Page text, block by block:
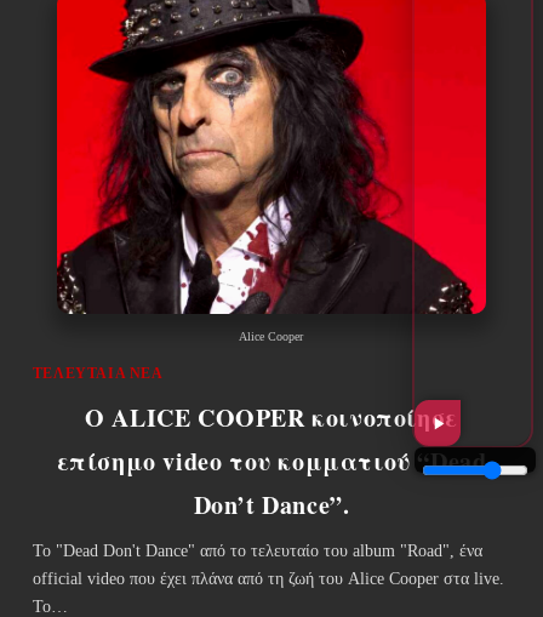
Alice Cooper
ΤΕΛΕΥΤΑΊΑ ΝΈΑ
Ο ALICE COOPER κοινοποίησε
επίσημο video του κομματιού “Dead
Don’t Dance”.
Το "Dead Don't Dance" από το τελευταίο του album "Road", ένα
official video που έχει πλάνα από τη ζωή του Alice Cooper στα live.
To…